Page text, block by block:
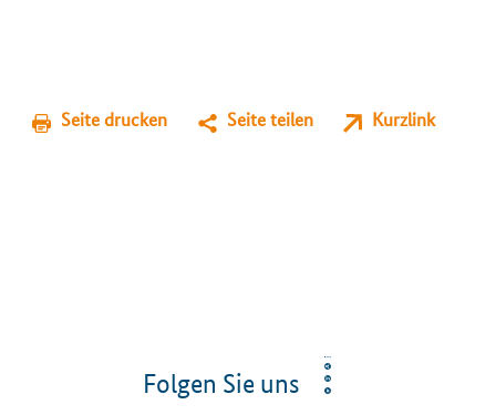
Seite drucken Seite teilen Kurzlink
Folgen Sie uns